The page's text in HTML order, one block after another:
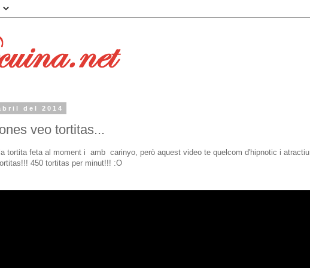
del 2014
veo tortitas...
tortita feta al moment i amb carinyo, però aquest video te quelcom d'hipnotic i atractiu.
450 tortitas per minut!!! :O